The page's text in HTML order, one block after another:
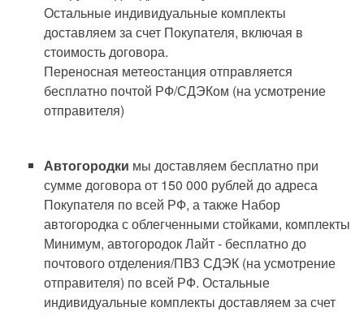
Остальные индивидуальные комплекты
доставляем за счет Покупателя, включая в
стоимость договора.
Переносная метеостанция отправляется
бесплатно почтой РФ/СДЭКом (на усмотрение
отправителя)
Автогородки мы доставляем бесплатно при
сумме договора от 150 000 рублей до адреса
Покупателя по всей РФ, а также Набор
автогородка с облегченными стойками, комплекты
Минимум, автогородок Лайт - бесплатно до
почтового отделения/ПВЗ СДЭК (на усмотрение
отправителя) по всей РФ. Остальные
индивидуальные комплекты доставляем за счет